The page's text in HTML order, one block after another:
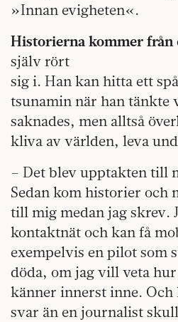
»Innan evigheten«.
Historierna kommer från
själv rört
sig i. Han kan hitta ett
tsunamin när han tänkte
saknades, men alltså
kliva av världen, leva
– Det blev upptakten till
Sedan kom historier och
till mig medan jag skrev.
kontaktnät och kan få
exempelvis en pilot som
döda, om jag vill veta
känner innerst inne. Och
svar än en journalist